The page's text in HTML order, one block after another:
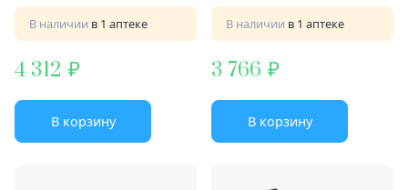
В наличии в 1 аптеке
4 312
В корзину
В наличии в 1 аптеке
3 766
В корзину